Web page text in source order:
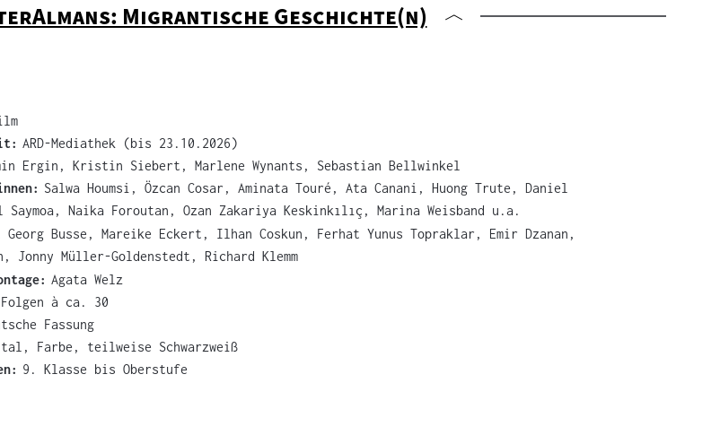
Migrantische Geschichte(n)
ARD-Mediathek (bis 23.10.2026)
Ergin, Kristin Siebert, Marlene Wynants, Sebastian Bellwinkel
Salwa Houmsi, Özcan Cosar, Aminata Touré, Ata Canani, Huong Trute, Daniel
Saymoa, Naika Foroutan, Ozan Zakariya Keskinkılıç, Marina Weisband u.a.
Georg Busse, Mareike Eckert, Ilhan Coskun, Ferhat Yunus Topraklar, Emir Dzanan,
Jonny Müller-Goldenstedt, Richard Klemm
Agata Welz
à ca. 30
Fassung
Farbe, teilweise Schwarzweiß
9. Klasse bis Oberstufe